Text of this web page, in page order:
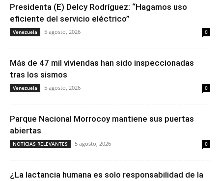
Presidenta (E) Delcy Rodríguez: “Hagamos uso
eficiente del servicio eléctrico”
Venezuela 5 agosto, 2026 0
Más de 47 mil viviendas han sido inspeccionadas
tras los sismos
Venezuela 5 agosto, 2026 0
Parque Nacional Morrocoy mantiene sus puertas
abiertas
NOTICIAS RELEVANTES 5 agosto, 2026 0
¿La lactancia humana es solo responsabilidad de la